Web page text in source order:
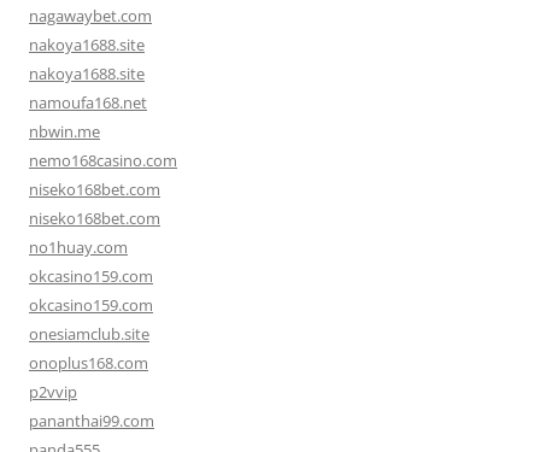
nagawaybet.com
nakoya1688.site
nakoya1688.site
namoufa168.net
nbwin.me
nemo168casino.com
niseko168bet.com
niseko168bet.com
no1huay.com
okcasino159.com
okcasino159.com
onesiamclub.site
onoplus168.com
p2vvip
pananthai99.com